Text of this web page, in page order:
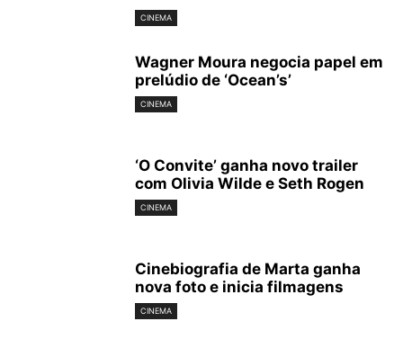
CINEMA
Wagner Moura negocia papel em
prelúdio de ‘Ocean’s’
CINEMA
‘O Convite’ ganha novo trailer
com Olivia Wilde e Seth Rogen
CINEMA
Cinebiografia de Marta ganha
nova foto e inicia filmagens
CINEMA